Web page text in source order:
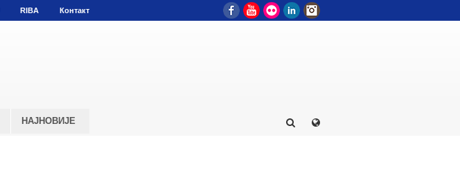
RIBA Контакт FacebookYouTube
Flickr LinkedIn
НАЈНОВИЈЕ